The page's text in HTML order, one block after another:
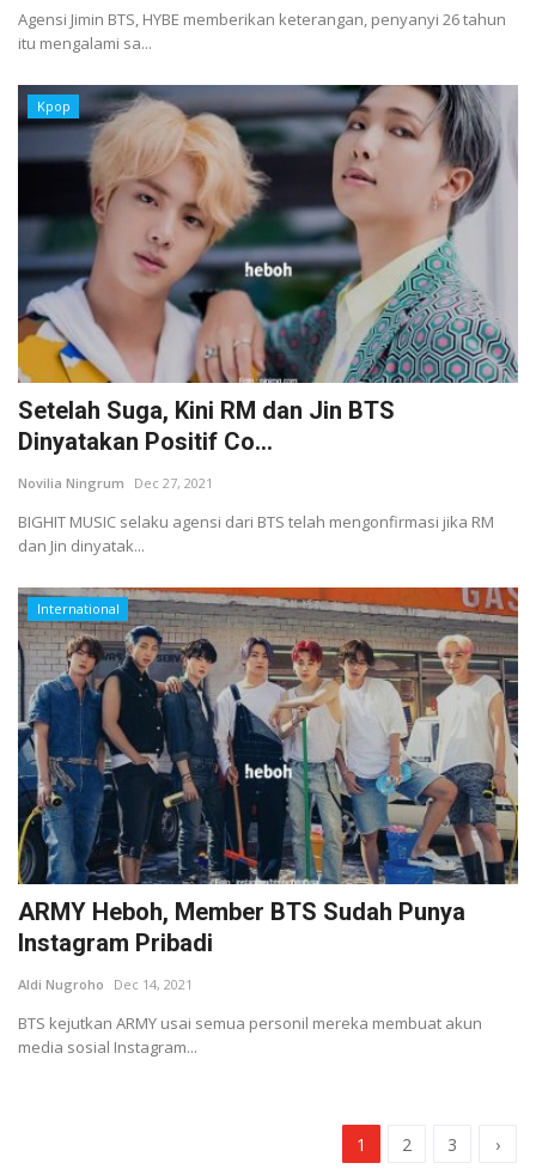
Agensi Jimin BTS, HYBE memberikan keterangan, penyanyi 26 tahun
itu mengalami sa...
Kpop
Setelah Suga, Kini RM dan Jin BTS
Dinyatakan Positif Co...
Novilia Ningrum Dec 27, 2021
BIGHIT MUSIC selaku agensi dari BTS telah mengonfirmasi jika RM
dan Jin dinyatak...
International
ARMY Heboh, Member BTS Sudah Punya
Instagram Pribadi
Aldi Nugroho Dec 14, 2021
BTS kejutkan ARMY usai semua personil mereka membuat akun
media sosial Instagram...
1 2 3 ›